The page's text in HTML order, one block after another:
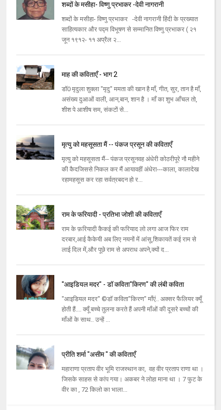
शब्दों के मसीहा- विष्णु प्रभाकर -देवी नागरानी
शब्दों के मसीहा- विष्णु प्रभाकर -देवी नागरानी हिंदी के प्रख्यात
साहित्यकार और पद्म विभूषण से सम्मानित विष्णु प्रभाकर ( २१
जून १९१२- ११ अप्रैल २...
माह की कविताएँ - भाग 2
डॉ0 मृदुला शुक्ला "मृदु" ममता की खान है माँ, गीत, सुर, तान है माँ,
असंख्य दुआओं वाली, आन,बान, शान है । माँ का शुभ आँचल तो,
शीश पे आशीष सम, संकटों से...
मृत्यु को महसूसता मैं -- पंकज प्रसून की कविताएँ
मृत्यु को महसूसता मैं-- पंकज प्रसूनवह अंधेरी कोठरीपूरे नौ महीने
की कैदजिससे निकल कर मैं आयावहीं अंधेरा---काला, कालादेख
रहामहसूस कर रहा सर्वत्रबदन हो र...
राम के फरियादी - प्रतिभा जोशी की कविताएँ
राम के फ़रियादी कैकई की फरियाद लो लगा आज फिर राम
दरबार,आई कैकेयी अब लिए नयनों में आंसू,शिकायतें कई राम से
लाई दिल में,और पूछे राम से अपराध अपने,क्यों द...
"आइडियल मदर" - डॉ कविता"किरण" की लंबी कविता
"आइडियल मदर" ©डॉ कविता"किरण" माँएं.. अक्सर फैलियर क्यूँ
होती हैं.... क्यूँ बच्चे तुलना करते हैं अपनी माँओं की दूसरे बच्चों की
माँओं के साथ.. उन्हें ...
प्रीति शर्मा "असीम " की कविताएँ
महाराणा प्रताप वीर भूमि राजस्थान का, वह वीर प्रताप राणा था ।
जिसके साहस से कांप गया। अकबर ने लोहा माना था । 7 फुट के
वीर का , 72 किलो का भाला...